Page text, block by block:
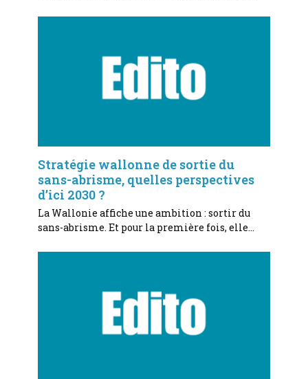
Stratégie wallonne de sortie du
sans-abrisme, quelles perspectives
d’ici 2030 ?
La Wallonie affiche une ambition : sortir du
sans-abrisme. Et pour la première fois, elle…